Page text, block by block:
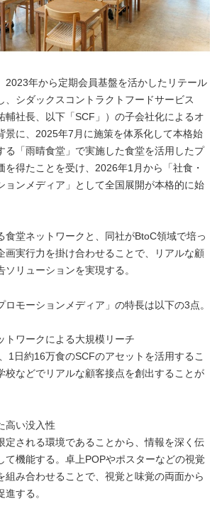
2023年から定期会員基盤を活かしたリテール
、シダックスコントラクトフードサービス
輔社長、以下「SCF」）の子会社化によるオ
景に、2025年7月に施策を体系化して本格始
る「雨晴食堂」で実施した食堂を活用したプ
を得たことを受け、2026年1月から「社食・
ョンメディア」として全国展開が本格的に始
食堂ネットワークと、同社がBtoC領域で培っ
画実行力を掛け合わせることで、リアルな顧
リューションを実現する。
ロモーションメディア」の特長は以下の3点。
ワークによる大規模リーチ
1日約16万食のSCFのアセットを活用するこ
校などでリアルな顧客接点を創出することが
高い没入性
定される環境であることから、情報を深く伝
て機能する。卓上POPやポスターなどの視覚
組み合わせることで、視覚と味覚の両面から
する。